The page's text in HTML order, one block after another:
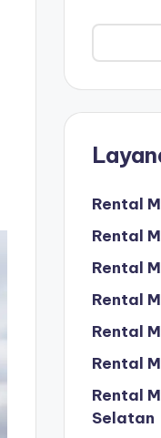
Rental
Rental
Rental
Rental
Rental
Rental
Rental
Selatan